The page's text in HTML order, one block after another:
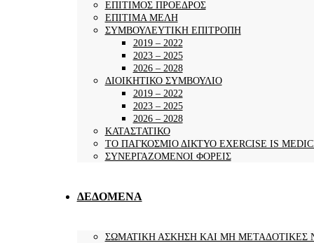
ΕΠΙΤΙΜΟΣ ΠΡΟΕΔΡΟΣ
ΕΠΙΤΙΜΑ ΜΕΛΗ
ΣΥΜΒΟΥΛΕΥΤΙΚΗ ΕΠΙΤΡΟΠΗ
2019 – 2022
2023 – 2025
2026 – 2028
ΔΙΟΙΚΗΤΙΚΟ ΣΥΜΒΟΥΛΙΟ
2019 – 2022
2023 – 2025
2026 – 2028
ΚΑΤΑΣΤΑΤΙΚΟ
ΤΟ ΠΑΓΚΟΣΜΙΟ ΔΙΚΤΥΟ EXERCISE IS
ΣΥΝΕΡΓΑΖΟΜΕΝΟΙ ΦΟΡΕΙΣ
ΔΕΔΟΜΕΝΑ
ΣΩΜΑΤΙΚΗ ΑΣΚΗΣΗ ΚΑΙ ΜΗ ΜΕΤΑΔΟΤΙΚΕΣ